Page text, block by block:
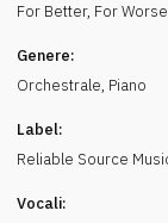
For Better, For Worse
Genere:
Orchestrale, Piano
Label:
Reliable Source
Vocali: